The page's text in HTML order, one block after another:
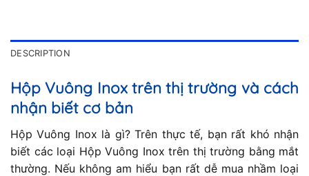
DESCRIPTION
Hộp Vuông Inox trên thị trường và cách
nhận biết cơ bản
Hộp Vuông Inox là gì? Trên thực tế, bạn rất khó nhận
biết các loại Hộp Vuông Inox trên thị trường bằng mắt
thường. Nếu không am hiểu bạn rất dễ mua nhầm loại